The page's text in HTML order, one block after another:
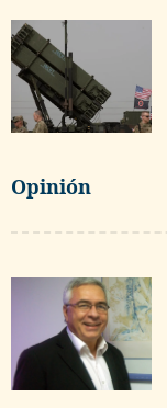
Opinión